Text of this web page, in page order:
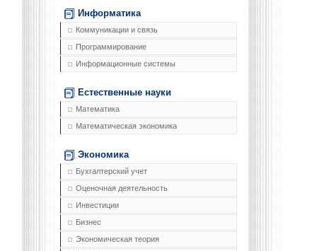
Информатика
Коммуникации и связь
Программирование
Информационные системы
Естественные науки
Математика
Математическая экономика
Экономика
Бухгалтерский учет
Оценочная деятельность
Инвестиции
Бизнес
Экономическая теория